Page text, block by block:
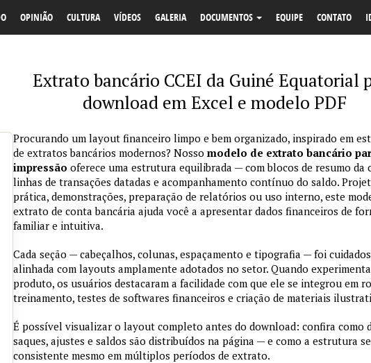
OPINIÃO CULTURA VÍDEOS GALERIA DOCUMENTOS EQUIPE CONTATO
Extrato bancário CCEI da Guiné Equatorial
download em Excel e modelo PDF
Procurando um layout financeiro limpo e bem organizado, inspirado em
de extratos bancários modernos? Nosso modelo de extrato bancário
impressão oferece uma estrutura equilibrada — com blocos de resumo da
linhas de transações datadas e acompanhamento contínuo do saldo.
prática, demonstrações, preparação de relatórios ou uso interno, este
extrato de conta bancária ajuda você a apresentar dados financeiros de
familiar e intuitiva.
Cada seção — cabeçalhos, colunas, espaçamento e tipografia — foi
alinhada com layouts amplamente adotados no setor. Quando
produto, os usuários destacaram a facilidade com que ele se integrou em
treinamento, testes de softwares financeiros e criação de materiais
É possível visualizar o layout completo antes do download: confira como
saques, ajustes e saldos são distribuídos na página — e como a estrutura
consistente mesmo em múltiplos períodos de extrato.